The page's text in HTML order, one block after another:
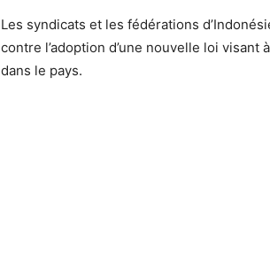
Les syndicats et les fédérations
contre l’adoption d’une nouvelle loi
dans le pays.